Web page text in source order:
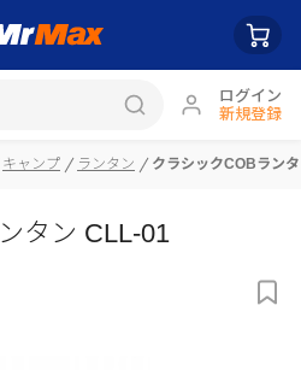
ログイン
新規登録
キャンプ ランタン クラシックCOBラン
タン CLL-01